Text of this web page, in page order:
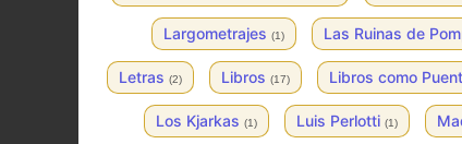
Largometrajes (1) Las Ruinas de
Letras (2) Libros (17) Libros como
Los Kjarkas (1) Luis Perlotti (1)